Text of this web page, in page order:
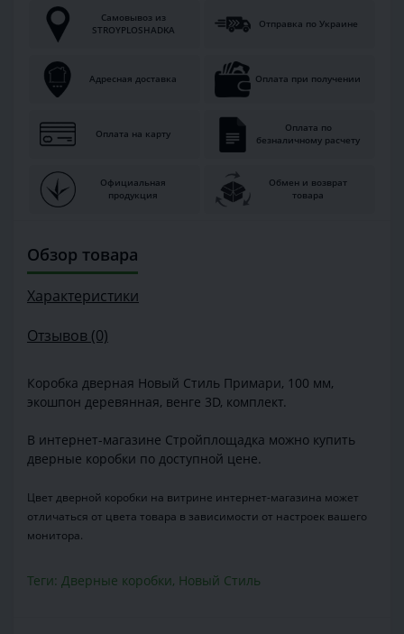
Самовывоз из
STROYPLOSHADKA
Отправка по Украине
Адресная доставка Оплата при получении
Оплата на карту
Оплата по
безналичному расчету
Официальная
продукция
Обмен и возврат
товара
Обзор товара
Характеристики
Отзывов (0)
Коробка дверная Новый Стиль Примари, 100 мм,
экошпон деревянная, венге 3D, комплект.
В интернет-магазине Стройплощадка можно купить
дверные коробки по доступной цене.
Цвет дверной коробки на витрине интернет-магазина может
отличаться от цвета товара в зависимости от настроек вашего
монитора.
Теги: Дверные коробки, Новый Стиль